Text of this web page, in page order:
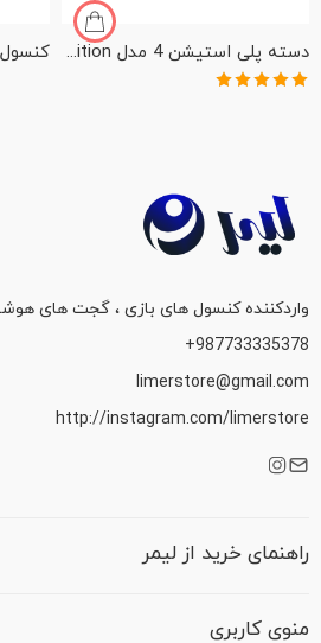
دسته پلی استیشن 4 مدل Dualshock 4 Controller – The Last of Us Part II Limited Edition
واردکننده کنسول های بازی ، گجت های
987733335378+
limerstore@gmail.com
http://instagram.com/limerstore
راهنمای خرید از لیمر
منوی کاربری